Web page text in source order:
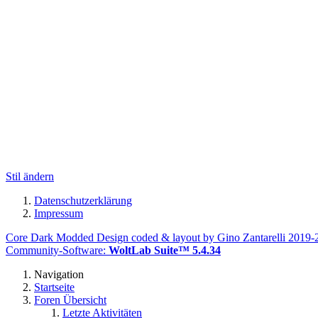
Stil ändern
Datenschutzerklärung
Impressum
Core Dark Modded Design coded & layout by Gino Zantarelli
Community-Software: WoltLab Suite™ 5.4.34
Navigation
Startseite
Foren Übersicht
Letzte Aktivitäten